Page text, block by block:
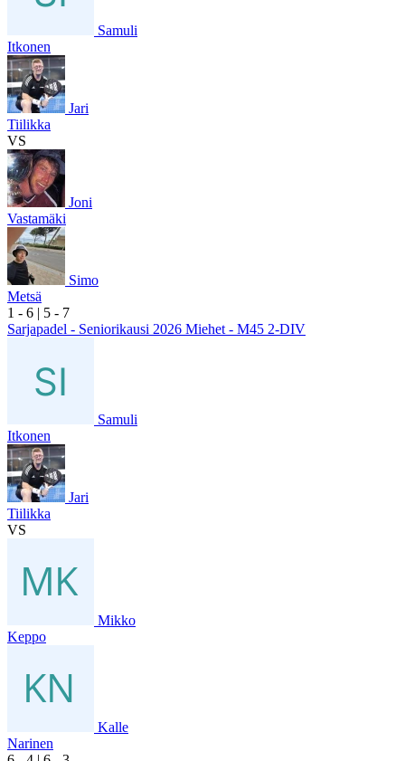
Samuli
Itkonen
Jari
Tiilikka
VS
Joni
Vastamäki
Simo
Metsä
1 - 6 | 5 - 7
Sarjapadel - Seniorikausi 2026 Miehet - M45 2-DIV
Samuli
Itkonen
Jari
Tiilikka
VS
Mikko
Keppo
Kalle
Narinen